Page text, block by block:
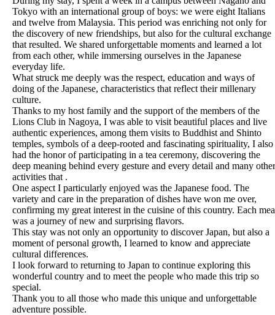
Tokyo with an international group of boys: we were eight Italians
and twelve from Malaysia. This period was enriching not only for
the discovery of new friendships, but also for the cultural exchange
that resulted. We shared unforgettable moments and learned a lot
from each other, while immersing ourselves in the Japanese
everyday life.
What struck me deeply was the respect, education and ways of
doing of the Japanese, characteristics that reflect their millenary
culture.
Thanks to my host family and the support of the members of the
Lions Club in Nagoya, I was able to visit beautiful places and live
authentic experiences, among them visits to Buddhist and Shinto
temples, symbols of a deep-rooted and fascinating spirituality, I also
had the honor of participating in a tea ceremony, discovering the
deep meaning behind every gesture and every detail and many other
activities that .
One aspect I particularly enjoyed was the Japanese food. The
variety and care in the preparation of dishes have won me over,
confirming my great interest in the cuisine of this country. Each
was a journey of new and surprising flavors.
This stay was not only an opportunity to discover Japan, but also a
moment of personal growth, I learned to know and appreciate
cultural differences.
I look forward to returning to Japan to continue exploring this
wonderful country and to meet the people who made this trip so
special.
Thank you to all those who made this unique and unforgettable
adventure possible.